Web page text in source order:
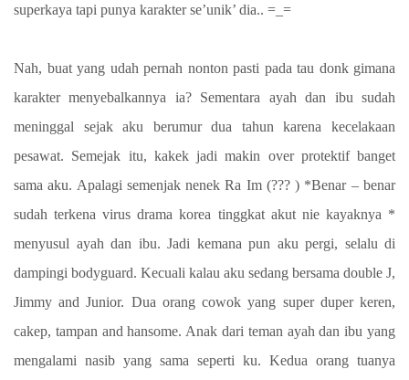
superkaya tapi punya karakter se’unik’ dia.. =_=
Nah, buat yang udah pernah nonton pasti pada tau donk gimana
karakter menyebalkannya ia? Sementara ayah dan ibu sudah
meninggal sejak aku berumur dua tahun karena kecelakaan
pesawat. Semejak itu, kakek jadi makin over protektif banget
sama aku. Apalagi semenjak nenek Ra Im (??? ) *Benar – benar
sudah terkena virus drama korea tinggkat akut nie kayaknya *
menyusul ayah dan ibu. Jadi kemana pun aku pergi, selalu di
dampingi bodyguard. Kecuali kalau aku sedang bersama double J,
Jimmy and Junior. Dua orang cowok yang super duper keren,
cakep, tampan and hansome. Anak dari teman ayah dan ibu yang
mengalami nasib yang sama seperti ku. Kedua orang tuanya